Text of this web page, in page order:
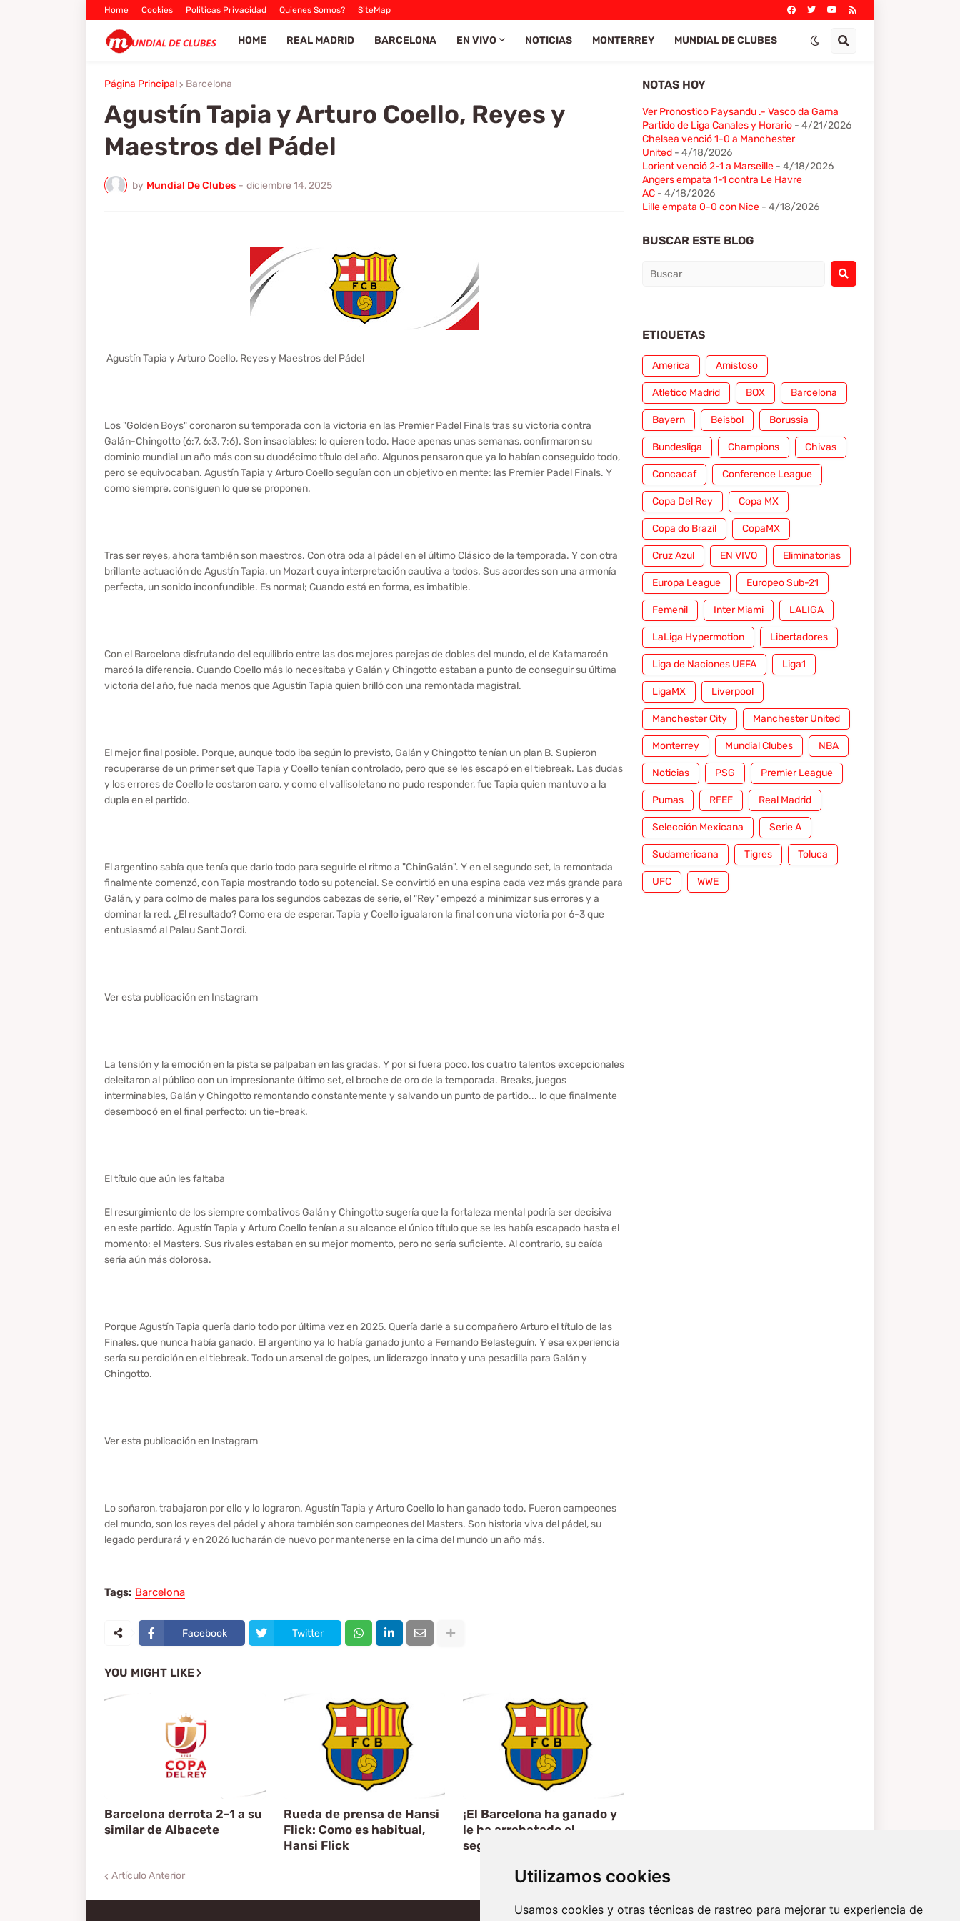
Utilizamos cookies
Usamos cookies y otras técnicas de rastreo para mejorar tu experiencia de
Home Cookies Politicas Privacidad Quienes Somos? SiteMap
HOME REAL MADRID BARCELONA EN VIVO NOTICIAS MONTERREY MUNDIAL DE CLUBES
Página Principal Barcelona
Agustín Tapia y Arturo Coello, Reyes y
Maestros del Pádel
by Mundial De Clubes - diciembre 14, 2025
Agustín Tapia y Arturo Coello, Reyes y Maestros del Pádel
Los "Golden Boys" coronaron su temporada con la victoria en las Premier Padel Finals tras su victoria contra
Galán-Chingotto (6:7, 6:3, 7:6). Son insaciables; lo quieren todo. Hace apenas unas semanas, confirmaron su
dominio mundial un año más con su duodécimo título del año. Algunos pensaron que ya lo habían conseguido todo,
pero se equivocaban. Agustín Tapia y Arturo Coello seguían con un objetivo en mente: las Premier Padel Finals. Y
como siempre, consiguen lo que se proponen.
Tras ser reyes, ahora también son maestros. Con otra oda al pádel en el último Clásico de la temporada. Y con otra
brillante actuación de Agustín Tapia, un Mozart cuya interpretación cautiva a todos. Sus acordes son una armonía
perfecta, un sonido inconfundible. Es normal; Cuando está en forma, es imbatible.
Con el Barcelona disfrutando del equilibrio entre las dos mejores parejas de dobles del mundo, el de Katamarcén
marcó la diferencia. Cuando Coello más lo necesitaba y Galán y Chingotto estaban a punto de conseguir su última
victoria del año, fue nada menos que Agustín Tapia quien brilló con una remontada magistral.
El mejor final posible. Porque, aunque todo iba según lo previsto, Galán y Chingotto tenían un plan B. Supieron
recuperarse de un primer set que Tapia y Coello tenían controlado, pero que se les escapó en el tiebreak. Las dudas
y los errores de Coello le costaron caro, y como el vallisoletano no pudo responder, fue Tapia quien mantuvo a la
dupla en el partido.
El argentino sabía que tenía que darlo todo para seguirle el ritmo a "ChinGalán". Y en el segundo set, la remontada
finalmente comenzó, con Tapia mostrando todo su potencial. Se convirtió en una espina cada vez más grande para
Galán, y para colmo de males para los segundos cabezas de serie, el "Rey" empezó a minimizar sus errores y a
dominar la red. ¿El resultado? Como era de esperar, Tapia y Coello igualaron la final con una victoria por 6-3 que
entusiasmó al Palau Sant Jordi.
Ver esta publicación en Instagram
La tensión y la emoción en la pista se palpaban en las gradas. Y por si fuera poco, los cuatro talentos excepcionales
deleitaron al público con un impresionante último set, el broche de oro de la temporada. Breaks, juegos
interminables, Galán y Chingotto remontando constantemente y salvando un punto de partido... lo que finalmente
desembocó en el final perfecto: un tie-break.
El título que aún les faltaba
El resurgimiento de los siempre combativos Galán y Chingotto sugería que la fortaleza mental podría ser decisiva
en este partido. Agustín Tapia y Arturo Coello tenían a su alcance el único título que se les había escapado hasta el
momento: el Masters. Sus rivales estaban en su mejor momento, pero no sería suficiente. Al contrario, su caída
sería aún más dolorosa.
Porque Agustín Tapia quería darlo todo por última vez en 2025. Quería darle a su compañero Arturo el título de las
Finales, que nunca había ganado. El argentino ya lo había ganado junto a Fernando Belasteguín. Y esa experiencia
sería su perdición en el tiebreak. Todo un arsenal de golpes, un liderazgo innato y una pesadilla para Galán y
Chingotto.
Ver esta publicación en Instagram
Lo soñaron, trabajaron por ello y lo lograron. Agustín Tapia y Arturo Coello lo han ganado todo. Fueron campeones
del mundo, son los reyes del pádel y ahora también son campeones del Masters. Son historia viva del pádel, su
legado perdurará y en 2026 lucharán de nuevo por mantenerse en la cima del mundo un año más.
Tags: Barcelona
Facebook Twitter
YOU MIGHT LIKE
Barcelona derrota 2-1 a su
similar de Albacete
Rueda de prensa de Hansi
Flick: Como es habitual,
Hansi Flick
¡El Barcelona ha ganado y
le ha arrebatado el
segundo puesto
Artículo Anterior Artículo Siguiente
NOTAS HOY
Ver Pronostico Paysandu .- Vasco da Gama
Partido de Liga Canales y Horario- 4/21/2026
Chelsea venció 1-0 a Manchester
United- 4/18/2026
Lorient venció 2-1 a Marseille- 4/18/2026
Angers empata 1-1 contra Le Havre
AC- 4/18/2026
Lille empata 0-0 con Nice- 4/18/2026
BUSCAR ESTE BLOG
ETIQUETAS
America Amistoso
Atletico Madrid BOX Barcelona
Bayern Beisbol Borussia
Bundesliga Champions Chivas
Concacaf Conference League
Copa Del Rey Copa MX
Copa do Brazil CopaMX
Cruz Azul EN VIVO Eliminatorias
Europa League Europeo Sub-21
Femenil Inter Miami LALIGA
LaLiga Hypermotion Libertadores
Liga de Naciones UEFA Liga1
LigaMX Liverpool
Manchester City Manchester United
Monterrey Mundial Clubes NBA
Noticias PSG Premier League
Pumas RFEF Real Madrid
Selección Mexicana Serie A
Sudamericana Tigres Toluca
UFC WWE